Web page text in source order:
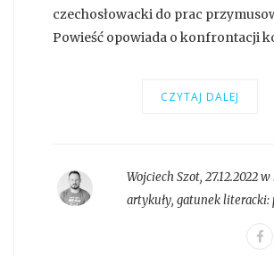
czechosłowacki do prac
Powieść opowiada o konfrontacji
CZYTAJ DALEJ
Wojciech Szot, 27.12.2022
artykuły, gatunek literacki: